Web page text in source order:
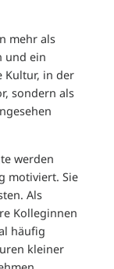
mehr als
und ein
Kultur, in der
sondern als
werden
motiviert. Sie
Als
Kolleginnen
häufig
kleiner